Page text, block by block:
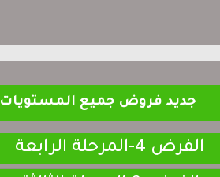
جديد فروض جميع المستويات
الفرض 4-المرحلة الرابعة